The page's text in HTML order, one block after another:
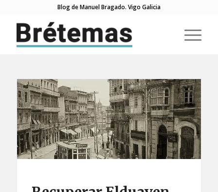
Blog de Manuel Bragado. Vigo Galicia